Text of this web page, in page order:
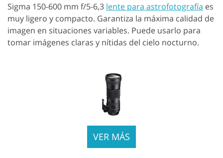
Sigma 150-600 mm f/5-6,3 lente para astrofotografía es
muy ligero y compacto. Garantiza la máxima calidad de
imagen en situaciones variables. Puede usarlo para
tomar imágenes claras y nítidas del cielo nocturno.
VER MÁS